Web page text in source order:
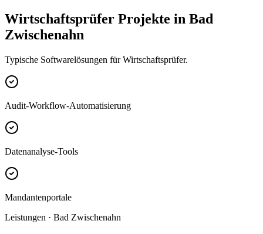
Wirtschaftsprüfer Projekte in Bad
Zwischenahn
Typische Softwarelösungen für Wirtschaftsprüfer.
Audit-Workflow-Automatisierung
Datenanalyse-Tools
Mandantenportale
Leistungen · Bad Zwischenahn